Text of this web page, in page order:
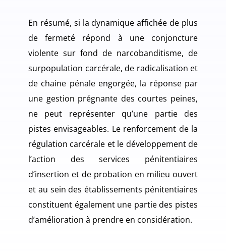
En résumé, si la dynamique affichée de plus
de fermeté répond à une conjoncture
violente sur fond de narcobanditisme, de
surpopulation carcérale, de radicalisation et
de chaine pénale engorgée, la réponse par
une gestion prégnante des courtes peines,
ne peut représenter qu’une partie des
pistes envisageables. Le renforcement de la
régulation carcérale et le développement de
l’action des services pénitentiaires
d’insertion et de probation en milieu ouvert
et au sein des établissements pénitentiaires
constituent également une partie des pistes
d’amélioration à prendre en considération.